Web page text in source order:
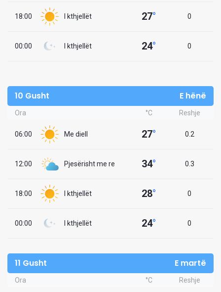
18:00 I kthjellët 27° 0
00:00 I kthjellët 24° 0
10 Gusht E hënë
Ora °C Reshje
06:00 Me diell 27° 0.2
12:00 Pjesërisht me re 34° 0.3
18:00 I kthjellët 28° 0
00:00 I kthjellët 24° 0
11 Gusht E martë
Ora °C Reshje